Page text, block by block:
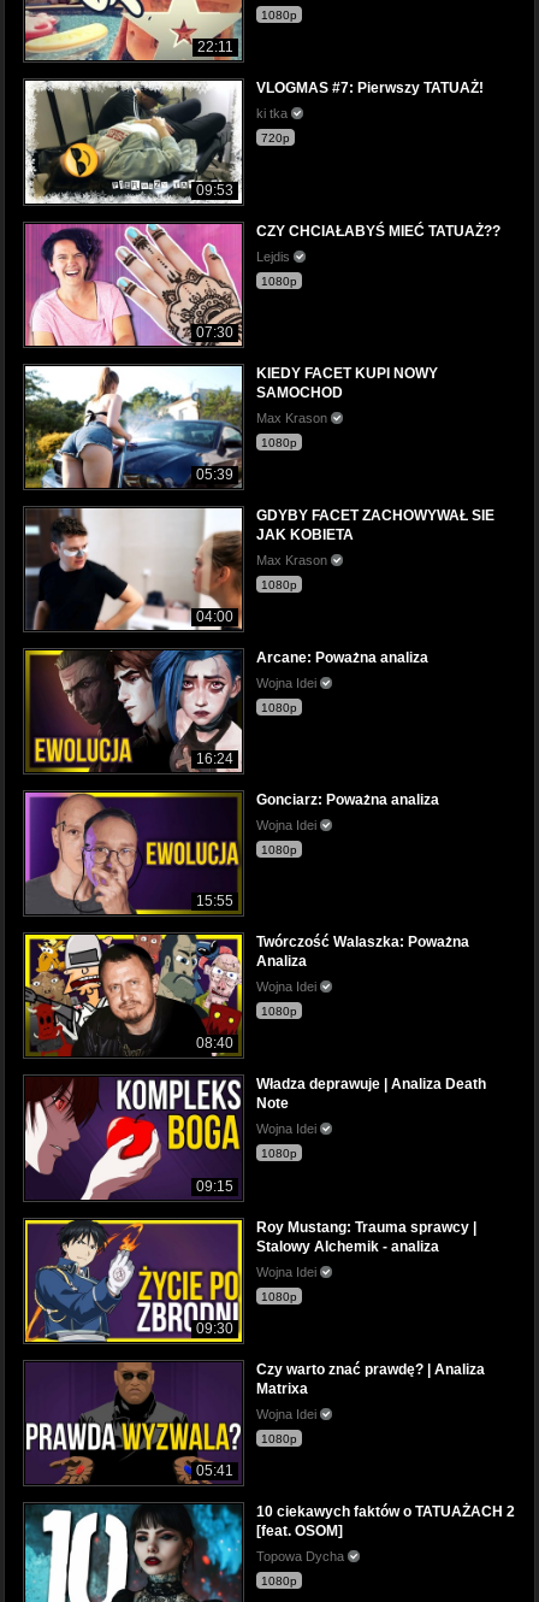
22:11
1080p
09:53
VLOGMAS #7: Pierwszy TATUAŻ!
ki tka
720p
07:30
CZY CHCIAŁABYŚ MIEĆ TATUAŻ??
Lejdis
1080p
05:39
KIEDY FACET KUPI NOWY
SAMOCHOD
Max Krason
1080p
04:00
GDYBY FACET ZACHOWYWAŁ SIE
JAK KOBIETA
Max Krason
1080p
16:24
Arcane: Poważna analiza
Wojna Idei
1080p
15:55
Gonciarz: Poważna analiza
Wojna Idei
1080p
08:40
Twórczość Walaszka: Poważna
Analiza
Wojna Idei
1080p
09:15
Władza deprawuje | Analiza Death
Note
Wojna Idei
1080p
09:30
Roy Mustang: Trauma sprawcy |
Stalowy Alchemik - analiza
Wojna Idei
1080p
05:41
Czy warto znać prawdę? | Analiza
Matrixa
Wojna Idei
1080p
10 ciekawych faktów o TATUAŻACH 2
[feat. OSOM]
Topowa Dycha
1080p